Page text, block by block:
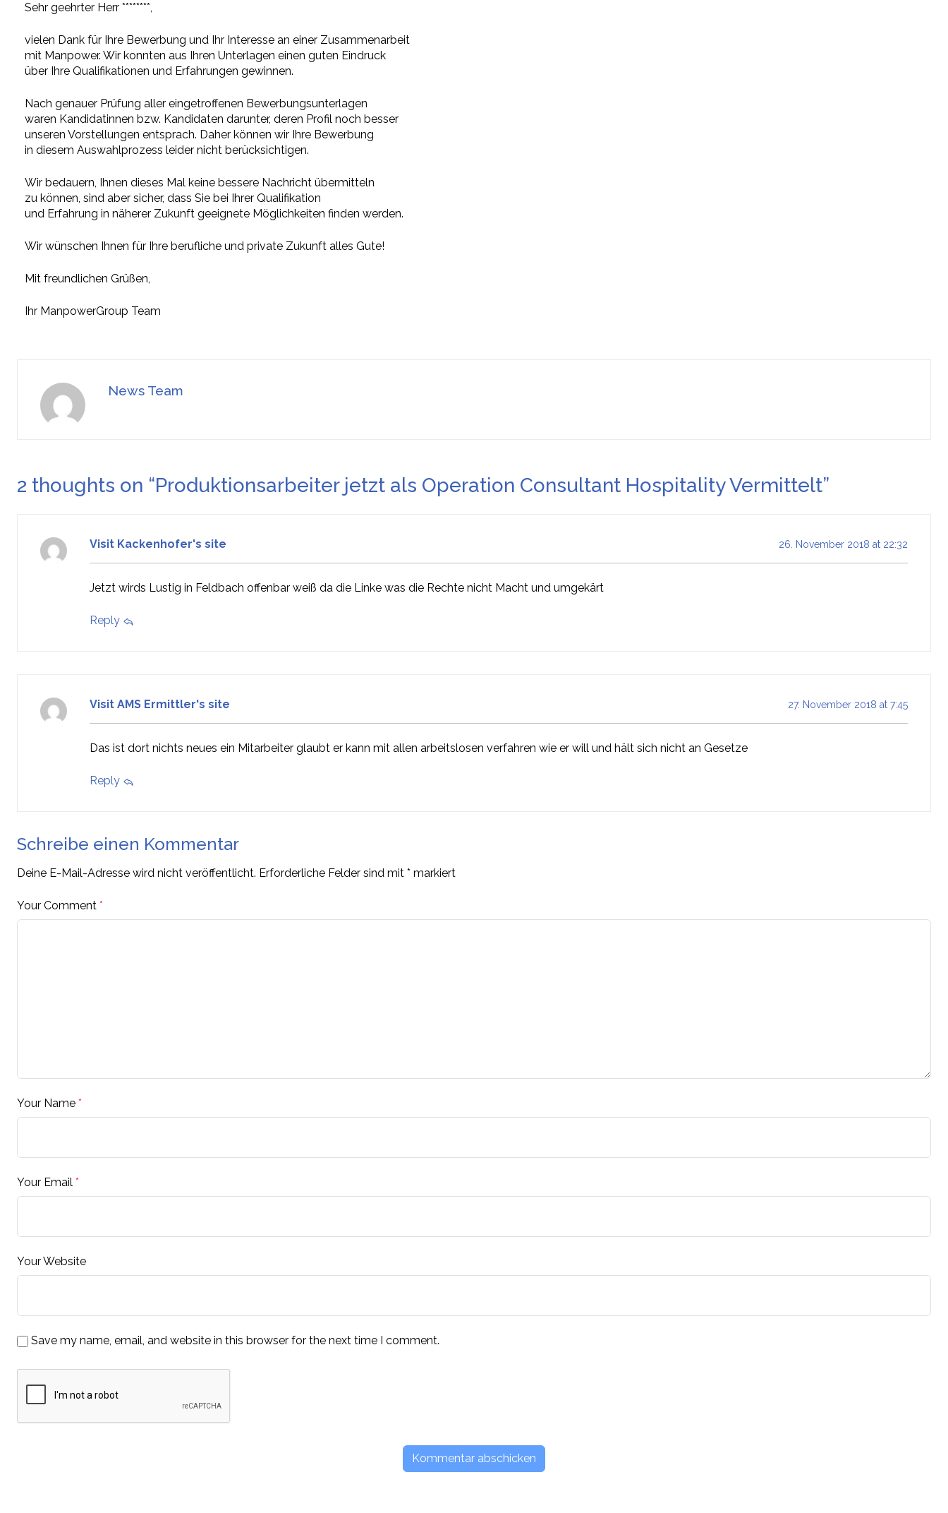
Sehr geehrter Herr ********,
vielen Dank für Ihre Bewerbung und Ihr Interesse an einer Zusammenarbeit
mit Manpower. Wir konnten aus Ihren Unterlagen einen guten Eindruck
über Ihre Qualifikationen und Erfahrungen gewinnen.
Nach genauer Prüfung aller eingetroffenen Bewerbungsunterlagen
waren Kandidatinnen bzw. Kandidaten darunter, deren Profil noch besser
unseren Vorstellungen entsprach. Daher können wir Ihre Bewerbung
in diesem Auswahlprozess leider nicht berücksichtigen.
Wir bedauern, Ihnen dieses Mal keine bessere Nachricht übermitteln
zu können, sind aber sicher, dass Sie bei Ihrer Qualifikation
und Erfahrung in näherer Zukunft geeignete Möglichkeiten finden werden.
Wir wünschen Ihnen für Ihre berufliche und private Zukunft alles Gute!
Mit freundlichen Grüßen,
Ihr ManpowerGroup Team
News Team
2 thoughts on “Produktionsarbeiter jetzt als Operation Consultant Hospitality Vermittelt”
Visit Kackenhofer's site 26. November 2018 at 22:32
Jetzt wirds Lustig in Feldbach offenbar weiß da die Linke was die Rechte nicht Macht und umgekärt
Reply
Visit AMS Ermittler's site 27. November 2018 at 7:45
Das ist dort nichts neues ein Mitarbeiter glaubt er kann mit allen arbeitslosen verfahren wie er will und hält sich nicht an Gesetze
Reply
Schreibe einen Kommentar
Deine E-Mail-Adresse wird nicht veröffentlicht. Erforderliche Felder sind mit * markiert
Your Comment *
Your Name *
Your Email *
Your Website
Save my name, email, and website in this browser for the next time I comment.